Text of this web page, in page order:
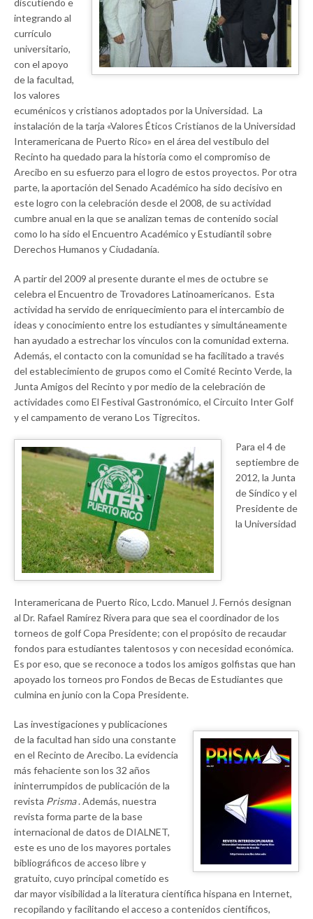
integrando al
currículo
universitario,
con el apoyo
de la facultad,
los valores
ecuménicos y cristianos adoptados por la Universidad. La
instalación de la tarja «Valores Éticos Cristianos de la Universidad
Interamericana de Puerto Rico» en el área del vestíbulo del
Recinto ha quedado para la historia como el compromiso de
Arecibo en su esfuerzo para el logro de estos proyectos. Por otra
parte, la aportación del Senado Académico ha sido decisivo en
este logro con la celebración desde el 2008, de su actividad
cumbre anual en la que se analizan temas de contenido social
como lo ha sido el Encuentro Académico y Estudiantil sobre
Derechos Humanos y Ciudadanía.
A partir del 2009 al presente durante el mes de octubre se
celebra el Encuentro de Trovadores Latinoamericanos. Esta
actividad ha servido de enriquecimiento para el intercambio de
ideas y conocimiento entre los estudiantes y simultáneamente
han ayudado a estrechar los vínculos con la comunidad externa.
Además, el contacto con la comunidad se ha facilitado a través
del establecimiento de grupos como el Comité Recinto Verde, la
Junta Amigos del Recinto y por medio de la celebración de
actividades como El Festival Gastronómico, el Circuito Inter Golf
y el campamento de verano Los Tigrecitos.
Para el 4 de
septiembre de
2012, la Junta
de Síndico y el
Presidente de
la Universidad
Interamericana de Puerto Rico, Lcdo. Manuel J. Fernós designan
al Dr. Rafael Ramírez Rivera para que sea el coordinador de los
torneos de golf Copa Presidente; con el propósito de recaudar
fondos para estudiantes talentosos y con necesidad económica.
Es por eso, que se reconoce a todos los amigos golfistas que han
apoyado los torneos pro Fondos de Becas de Estudiantes que
culmina en junio con la Copa Presidente.
Las investigaciones y publicaciones
de la facultad han sido una constante
en el Recinto de Arecibo. La evidencia
más fehaciente son los 32 años
ininterrumpidos de publicación de la
revista Prisma. Además, nuestra
revista forma parte de la base
internacional de datos de DIALNET,
este es uno de los mayores portales
bibliográficos de acceso libre y
gratuito, cuyo principal cometido es
dar mayor visibilidad a la literatura científica hispana en Internet,
recopilando y facilitando el acceso a contenidos científicos,